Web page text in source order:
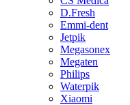
D.Fresh
Emmi-dent
Jetpik
Megasonex
Megaten
Philips
Waterpik
Xiaomi